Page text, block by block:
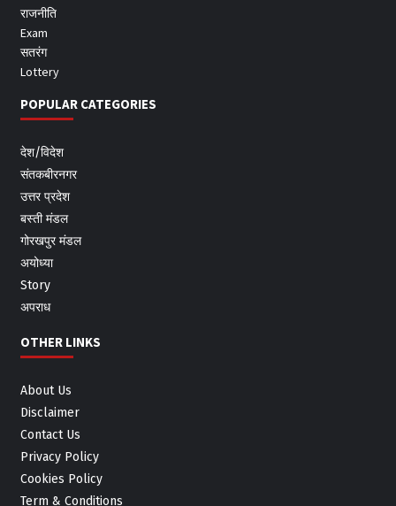
राजनीति
Exam
सतरंग
Lottery
POPULAR CATEGORIES
देश/विदेश
संतकबीरनगर
उत्तर प्रदेश
बस्ती मंडल
गोरखपुर मंडल
अयोध्या
Story
अपराध
OTHER LINKS
About Us
Disclaimer
Contact Us
Privacy Policy
Cookies Policy
Term & Conditions